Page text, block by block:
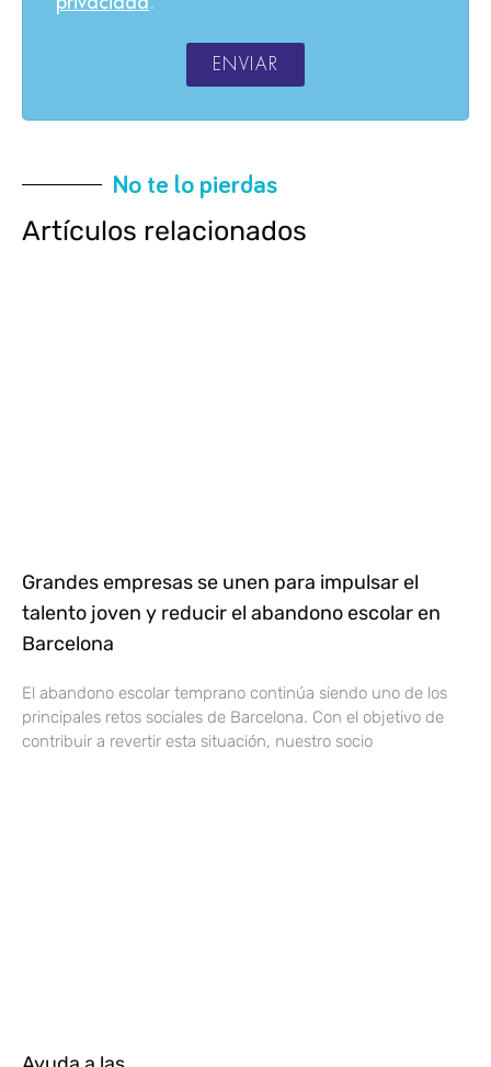
ENVIAR
No te lo pierdas
Artículos relacionados
Grandes empresas se unen para impulsar el
talento joven y reducir el abandono escolar en
Barcelona
El abandono escolar temprano continúa siendo uno de los
principales retos sociales de Barcelona. Con el objetivo de
contribuir a revertir esta situación, nuestro socio